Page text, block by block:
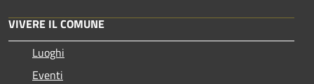
VIVERE IL COMUNE
Luoghi
Eventi